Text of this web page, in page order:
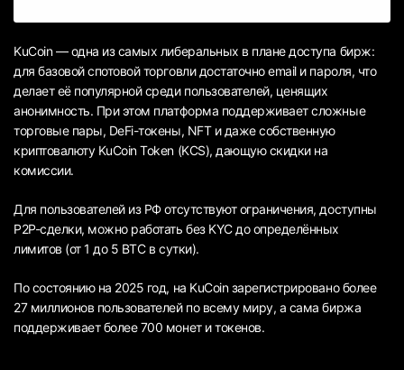
KuCoin — одна из самых либеральных в плане доступа бирж:
для базовой спотовой торговли достаточно email и пароля, что
делает её популярной среди пользователей, ценящих
анонимность. При этом платформа поддерживает сложные
торговые пары, DeFi-токены, NFT и даже собственную
криптовалюту KuCoin Token (KCS), дающую скидки на
комиссии.
Для пользователей из РФ отсутствуют ограничения, доступны
P2P-сделки, можно работать без KYC до определённых
лимитов (от 1 до 5 BTC в сутки).
По состоянию на 2025 год, на KuCoin зарегистрировано более
27 миллионов пользователей по всему миру, а сама биржа
поддерживает более 700 монет и токенов.